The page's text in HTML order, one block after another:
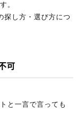
さい。
！
。
探し方・選び方につ
可
と一言で言っても